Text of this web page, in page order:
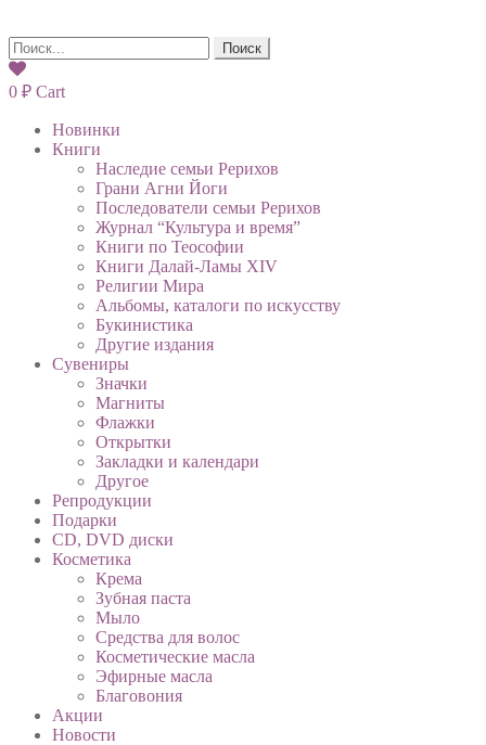
Поиск
0 ₽ Cart
Новинки
Книги
Наследие семьи Рерихов
Грани Агни Йоги
Последователи семьи Рерихов
Журнал “Культура и время”
Книги по Теософии
Книги Далай-Ламы XIV
Религии Мира
Альбомы, каталоги по искусству
Букинистика
Другие издания
Сувениры
Значки
Магниты
Флажки
Открытки
Закладки и календари
Другое
Репродукции
Подарки
CD, DVD диски
Косметика
Крема
Зубная паста
Мыло
Средства для волос
Косметические масла
Эфирные масла
Благовония
Акции
Новости